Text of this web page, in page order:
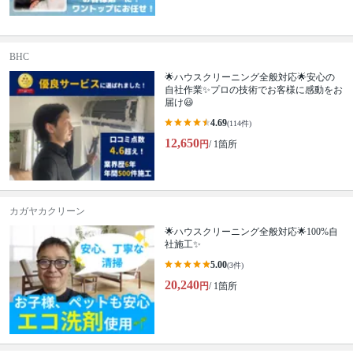
BHC
🌟ハウスクリーニング全般対応🌟安心の
自社作業✨プロの技術でお客様に感動をお
届け😃
4.69(114件)
12,650円/ 1箇所
カガヤカクリーン
🌟ハウスクリーニング全般対応🌟100%自
社施工✨
5.00(3件)
20,240円/ 1箇所